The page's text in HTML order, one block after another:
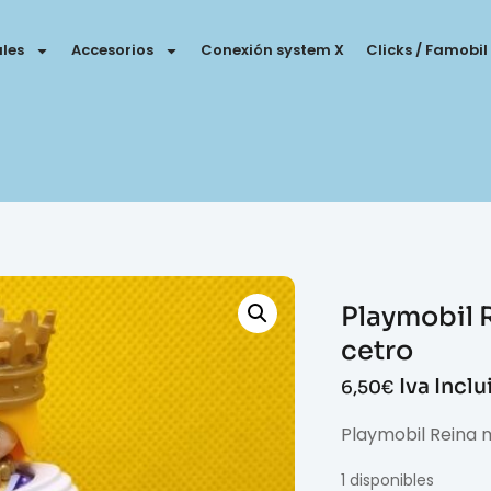
Accesorios Conexión system X Clicks / Famobil
Playmobil
cetro
6,50€ Iva
Playmobil Reina
1 disponibles